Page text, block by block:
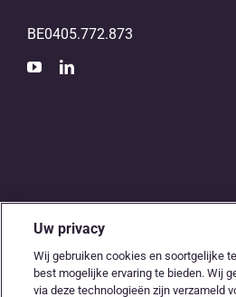
BE0405.772.873
De digitale
Uw privacy
Wij gebruiken cookies en soortgelijke
best mogelijke ervaring te bieden. Wij
via deze technologieën zijn verzameld